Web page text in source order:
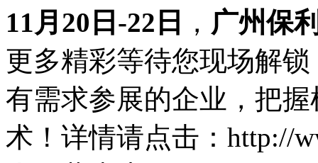
11月20日-22日
， 广州保
更多精彩等待您现场解
有需求参展的企业，把
术！详情请点击：http://